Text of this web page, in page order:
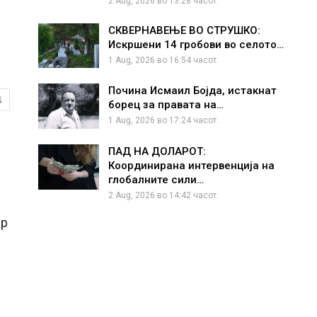
СКВЕРНАВЕЊЕ ВО СТРУШКО:
Искршени 14 гробови во селото…
1 Aug, 2026 во 16:54 часот.
Почина Исмаил Бојда, истакнат
борец за правата на…
1 Aug, 2026 во 17:24 часот.
ПАД НА ДОЛАРОТ:
Координирана интервенција на
глобалните сили…
2 Aug, 2026 во 14:42 часот.